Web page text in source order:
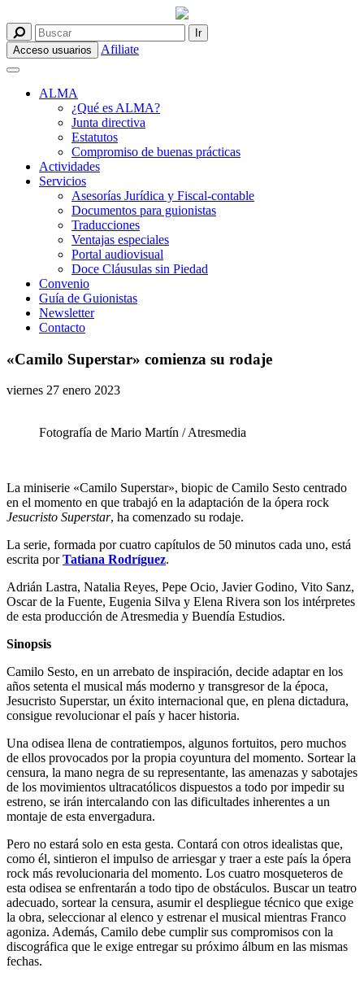
Acceso usuarios Afiliate
ALMA
¿Qué es ALMA?
Junta directiva
Estatutos
Compromiso de buenas prácticas
Actividades
Servicios
Asesorías Jurídica y Fiscal-contable
Documentos para guionistas
Traducciones
Ventajas especiales
Portal audiovisual
Doce Cláusulas sin Piedad
Convenio
Guía de Guionistas
Newsletter
Contacto
«Camilo Superstar» comienza su rodaje
viernes 27 enero 2023
Fotografía de Mario Martín / Atresmedia
La miniserie «Camilo Superstar», biopic de Camilo Sesto centrado
en el momento en que trabajó en la adaptación de la ópera rock
Jesucristo Superstar, ha comenzado su rodaje.
La serie, formada por cuatro capítulos de 50 minutos cada uno, está
escrita porTatiana Rodríguez.
Adrián Lastra, Natalia Reyes, Pepe Ocio, Javier Godino, Vito Sanz,
Oscar de la Fuente, Eugenia Silva y Elena Rivera son los intérpretes
de esta producción de Atresmedia y Buendía Estudios.
Sinopsis
Camilo Sesto, en un arrebato de inspiración, decide adaptar en los
años setenta el musical más moderno y transgresor de la época,
Jesucristo Superstar, un éxito internacional que, en plena dictadura,
consigue revolucionar el país y hacer historia.
Una odisea llena de contratiempos, algunos fortuitos, pero muchos
de ellos provocados por la propia coyuntura del momento. Sortear la
censura, la mano negra de su representante, las amenazas y sabotajes
de los movimientos ultracatólicos dispuestos a todo por impedir su
estreno, se irán intercalando con las dificultades inherentes a un
montaje de esta envergadura.
Pero no estará solo en esta gesta. Contará con otros idealistas que,
como él, sintieron el impulso de arriesgar y traer a este país la ópera
rock más revolucionaria del momento. Los cuatro mosqueteros de
esta odisea se enfrentarán a todo tipo de obstáculos. Buscar un teatro
adecuado, sortear la censura, asumir el despliegue técnico que exige
la obra, seleccionar al elenco y estrenar el musical mientras Franco
agoniza. Además, Camilo debe cumplir sus compromisos con la
discográfica que le exige entregar su próximo álbum en las mismas
fechas.